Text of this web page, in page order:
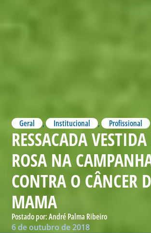
Geral , Institucional , Profissional
RESSACADA
ROSA NA
CONTRA O CÂNCER
MAMA
Postado por:André Palma Ribeiro
6 de outubro de 2018